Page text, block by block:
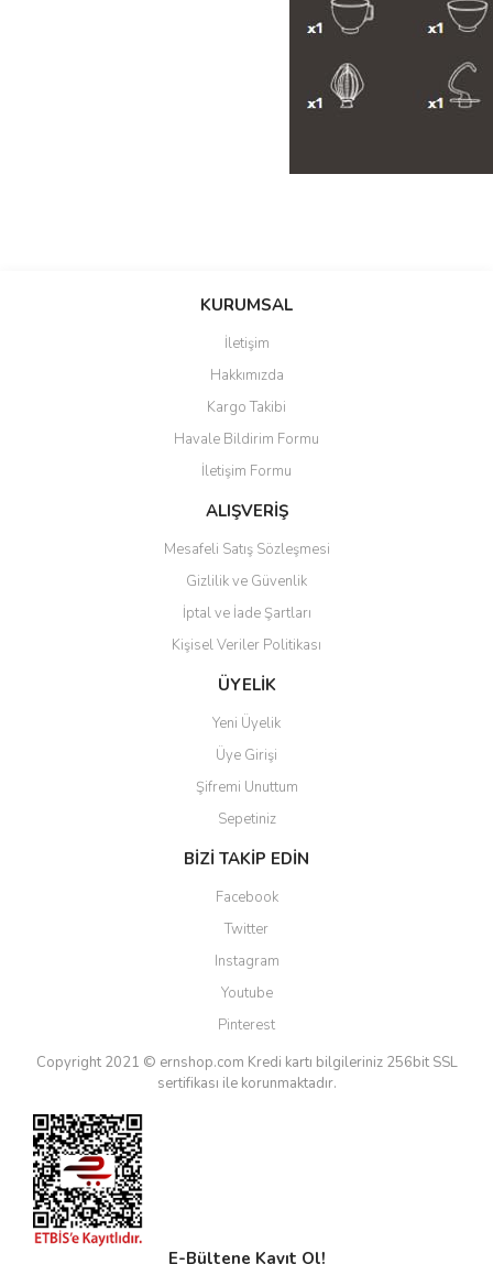
Bu ürüne ilk yorumu siz yapın!
Ürün resmi kalitesiz, bozuk veya görüntülenemiyor.
Ürün açıklamasında eksik bilgiler bulunuyor.
Ürün bilgilerinde hatalar bulunuyor.
Ürün fiyatı diğer sitelerden daha pahalı.
Bu ürüne benzer farklı alternatifler olmalı.
Gönder
KURUMSAL
İletişim
Hakkımızda
Kargo Takibi
Havale Bildirim Formu
İletişim Formu
ALIŞVERİŞ
Mesafeli Satış Sözleşmesi
Gizlilik ve Güvenlik
İptal ve İade Şartları
Kişisel Veriler Politikası
ÜYELİK
Yeni Üyelik
Üye Girişi
Şifremi Unuttum
Sepetiniz
BİZİ TAKİP EDİN
Facebook
Twitter
Instagram
Youtube
Pinterest
Copyright 2021 © ernshop.com Kredi kartı bilgileriniz 256bit SSL
sertifikası ile korunmaktadır.
E-Bültene Kayıt Ol!